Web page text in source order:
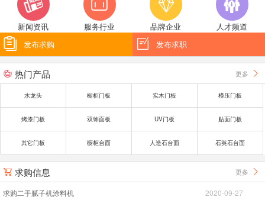

新闻资讯

服务行业

品牌企业

人才频道
 发布求购  发布求职
 热门产品 更多 
水龙头 橱柜门板 实木门板 模压门板
烤漆门板 双饰面板 UV门板 贴面门板
其它门板 橱柜台面 人造石台面 石英石台面
 求购信息 更多 
求购二手腻子机涂料机 2020-09-27